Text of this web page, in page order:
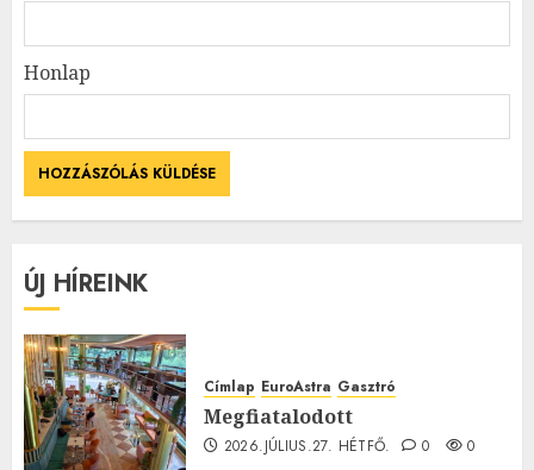
Honlap
ÚJ HÍREINK
Címlap EuroAstra Gasztró
Megfiatalodott
2026.JÚLIUS.27. HÉTFŐ. 0 0